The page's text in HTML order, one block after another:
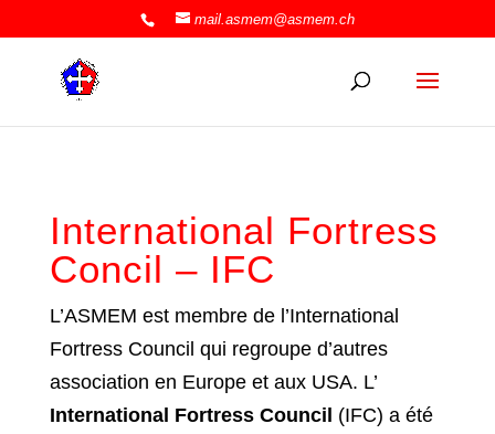
mail.asmem@asmem.ch
International Fortress
Concil – IFC
L’ASMEM est membre de l’International
Fortress Council qui regroupe d’autres
association en Europe et aux USA. L’
International Fortress Council (IFC) a été